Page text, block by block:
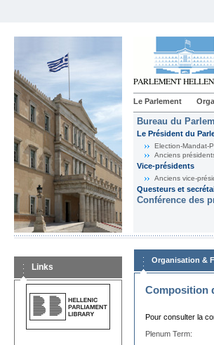
Le Parlement
Bureau du
Le Président du
Election-Mandat-
Anciens
Vice-présidents
Anciens vice-
Questeurs et
Conférence des
Links
Organisation &
Composition
Pour consulter la
Plenum Term: